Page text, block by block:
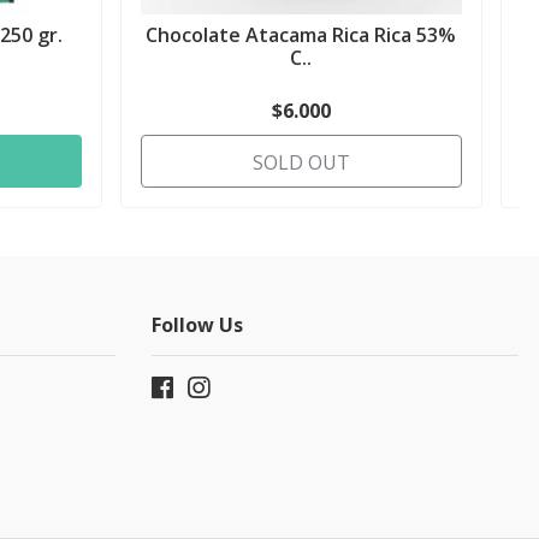
gr.
Chocolate Atacama Rica Rica 53%
C..
$6.000
SOLD OUT
Follow Us